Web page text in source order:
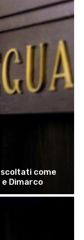
come
Dimarco